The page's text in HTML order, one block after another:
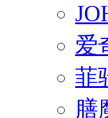
爱
菲
膳